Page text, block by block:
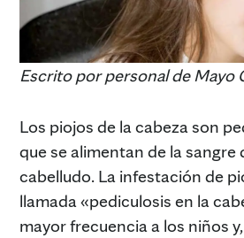
Escrito por personal de Mayo
Los piojos de la cabeza son
que se alimentan de la sangre
cabelludo. La infestación de
llamada «pediculosis en la
mayor frecuencia a los niños